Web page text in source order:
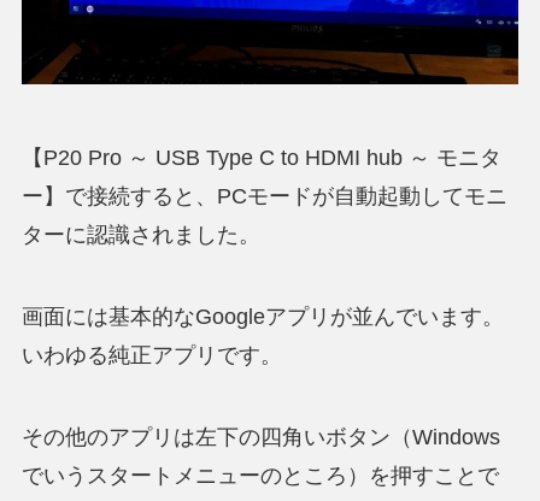
【P20 Pro ～ USB Type C to HDMI hub ～ モニタ
ー】で接続すると、PCモードが自動起動してモニ
ターに認識されました。
画面には基本的なGoogleアプリが並んでいます。
いわゆる純正アプリです。
その他のアプリは左下の四角いボタン（Windows
でいうスタートメニューのところ）を押すことで